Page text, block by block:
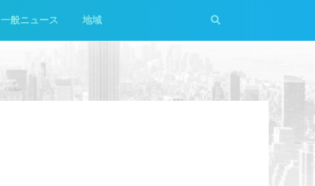
一般ニュース 地域